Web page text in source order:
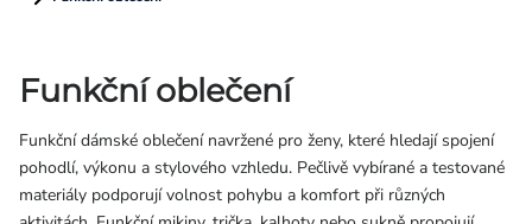
Pánské
Kolekce
Dárkové poukazy
Funkční oblečení
Funkční dámské oblečení navržené pro ženy, které hledají spojení
pohodlí, výkonu a stylového vzhledu. Pečlivě vybírané a testované
materiály podporují volnost pohybu a komfort při různých